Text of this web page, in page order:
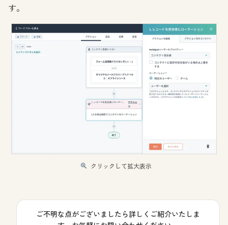
す。
クリックして拡大表示
ご不明な点がございましたら詳しくご紹介いたしま